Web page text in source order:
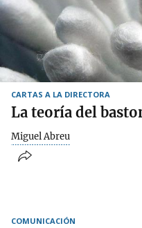
CARTAS A LA DIRECTORA
La teoría del
Miguel Abreu
COMUNICACIÓN